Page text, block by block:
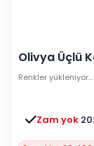
Olivya Üçlü
Renkler yükleniyor…
Zam yok